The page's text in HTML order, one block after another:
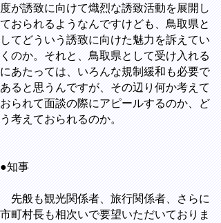
度が誘致に向けて熾烈な誘致活動を展開し
ておられるようなんですけども、鳥取県と
してどういう誘致に向けた魅力を訴えてい
くのか。それと、鳥取県として受け入れる
にあたっては、いろんな規制緩和も必要で
あると思うんですが、その辺り何か考えて
おられて面談の際にアピールするのか、ど
う考えておられるのか。
●知事
先般も観光関係者、旅行関係者、さらに
市町村長も相次いで要望いただいておりま